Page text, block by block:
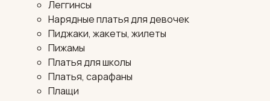
Леггинсы
Нарядные платья для девочек
Пиджаки, жакеты, жилеты
Пижамы
Платья для школы
Платья, сарафаны
Плащи